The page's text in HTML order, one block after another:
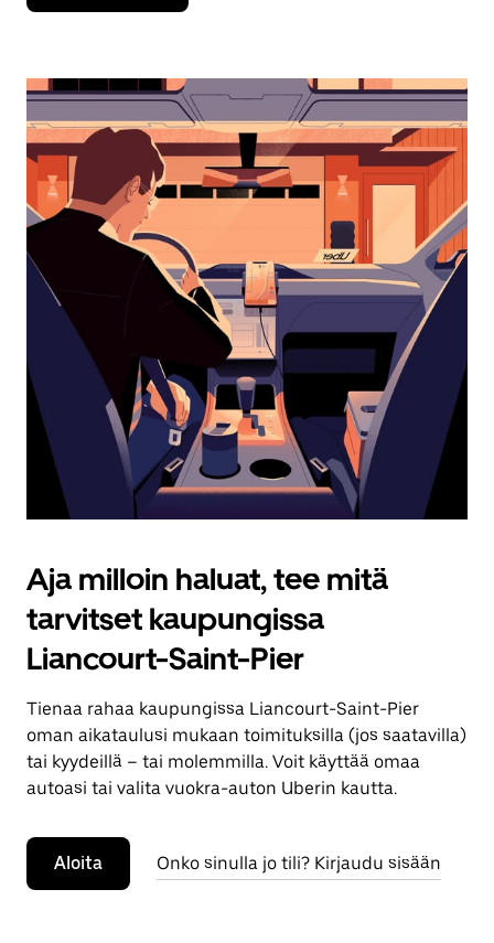
kalenterissa
Sulje
Esc-
painikkeella.
Aja milloin haluat, tee mitä
tarvitset kaupungissa
Liancourt-Saint-Pier
Tienaa rahaa kaupungissa Liancourt-Saint-Pier
oman aikataulusi mukaan toimituksilla (jos saatavilla)
tai kyydeillä – tai molemmilla. Voit käyttää omaa
autoasi tai valita vuokra-auton Uberin kautta.
Aloita Onko sinulla jo tili? Kirjaudu sisään